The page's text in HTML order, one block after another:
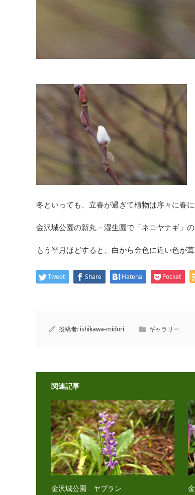
冬といっても、立春が過ぎて植物は序々に春に
金沢城公園の新丸－湿生園で「ネコヤナギ」の
もう半月ほどすると、白から金色に近い色が
Tweet Share Hatena Pocket
投稿者: ishikawa-midori ギャラリー
関連記事
金沢城公園 ヤブラン